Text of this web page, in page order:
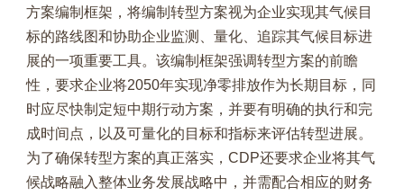
方案编制框架，将编制转型方案视为企业实现其气候目
标的路线图和协助企业监测、量化、追踪其气候目标进
展的一项重要工具。该编制框架强调转型方案的前瞻
性，要求企业将2050年实现净零排放作为长期目标，同
时应尽快制定短中期行动方案，并要有明确的执行和完
成时间点，以及可量化的目标和指标来评估转型进展。
为了确保转型方案的真正落实，CDP还要求企业将其气
候战略融入整体业务发展战略中，并需配合相应的财务